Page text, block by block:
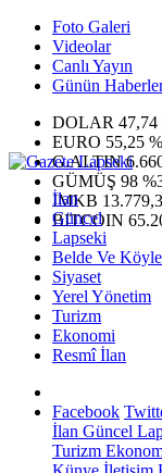
Foto Galeri
Videolar
Canlı Yayın
Günün
DOLAR 47,74
EURO 55,25
G.ALTIN
GÜMÜŞ 98
IMKB
BITCOIN
İlan
Güncel
Lapseki
Belde Ve
Siyaset
Yerel Yönetim
Turizm
Ekonomi
Resmî İlan
Facebook
İlan Güncel
Turizm